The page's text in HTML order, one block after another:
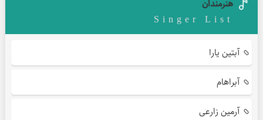
هنرمندان
Singer List
آبتین یارا
آبراهام
آرمین زارعی